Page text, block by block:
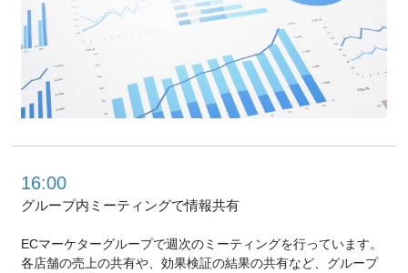
16:00
グループ内ミーティングで情報共有
ECマーケターグループで週次のミーティングを行っています。
各店舗の売上の共有や、効果検証の結果の共有など、グループ